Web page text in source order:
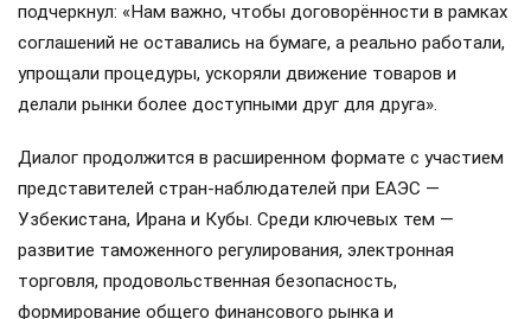
подчеркнул: «Нам важно, чтобы договорённости в рамках
соглашений не оставались на бумаге, а реально работали,
упрощали процедуры, ускоряли движение товаров и
делали рынки более доступными друг для друга».
Диалог продолжится в расширенном формате с участием
представителей стран-наблюдателей при ЕАЭС —
Узбекистана, Ирана и Кубы. Среди ключевых тем —
развитие таможенного регулирования, электронная
торговля, продовольственная безопасность,
формирование общего финансового рынка и